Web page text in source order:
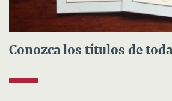
Conozca los títulos de